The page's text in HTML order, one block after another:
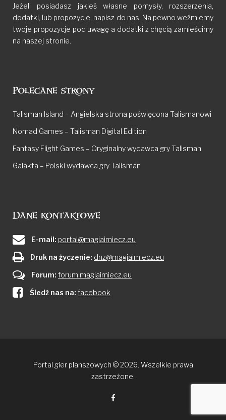
Jeżeli posiadasz jakieś własne pomysły, rozszerzenia,
dodatki, lub propozycje, napisz do nas. Na pewno weźmiemy
twoje propozycje pod uwagę a dodatki z chęcią zamieścimy
na naszej stronie.
Polecane strony
Talisman Island – Angielska strona poświęcona Talismanowi
Nomad Games – Talisman Digital Edition
Fantasy Flight Games – Oryginalny wydawca gry Talisman
Galakta – Polski wydawca gry Talisman
Dane kontaktowe
E-mail: portal@magiaimiecz.eu
Druk na życzenie: dnz@magiaimiecz.eu
Forum: forum.magiaimiecz.eu
Śledź nas na: facebook
Portal gier planszowych © 2026. Wszelkie prawa
zastrzeżone.